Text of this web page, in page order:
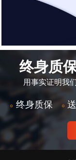
终身质
用事实证明我
○ 终身质保 ○